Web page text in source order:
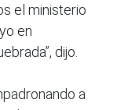
el ministerio
en
dijo.
a